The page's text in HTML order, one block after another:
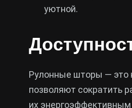
уютной.
Рулонные шторы — это
позволяют сократить
их